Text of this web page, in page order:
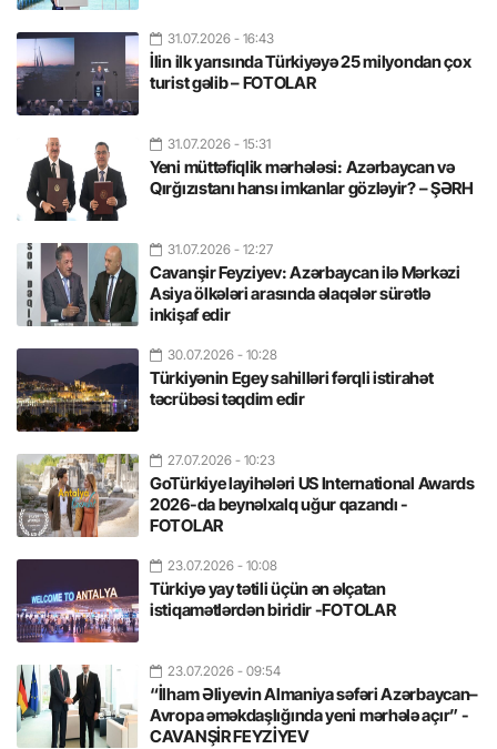
31.07.2026 - 16:43
İlin ilk yarısında Türkiyəyə 25 milyondan çox
turist gəlib – FOTOLAR
31.07.2026 - 15:31
Yeni müttəfiqlik mərhələsi: Azərbaycan və
Qırğızıstanı hansı imkanlar gözləyir? – ŞƏRH
31.07.2026 - 12:27
Cavanşir Feyziyev: Azərbaycan ilə Mərkəzi
Asiya ölkələri arasında əlaqələr sürətlə
inkişaf edir
30.07.2026 - 10:28
Türkiyənin Egey sahilləri fərqli istirahət
təcrübəsi təqdim edir
27.07.2026 - 10:23
GoTürkiye layihələri US International Awards
2026-da beynəlxalq uğur qazandı -
FOTOLAR
23.07.2026 - 10:08
Türkiyə yay tətili üçün ən əlçatan
istiqamətlərdən biridir -FOTOLAR
23.07.2026 - 09:54
“İlham Əliyevin Almaniya səfəri Azərbaycan–
Avropa əməkdaşlığında yeni mərhələ açır” -
CAVANŞİR FEYZİYEV